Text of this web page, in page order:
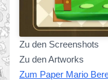
Zu den Screenshots
Zu den Artworks
Zum Paper Mario